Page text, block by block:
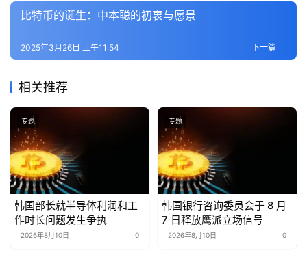
比特币的诞生：中本聪的初衷与愿景
下一篇
2025年3月26日 上午11:54
相关推荐
专题
韩国部长就半导体利润和工
作时长问题发生争执
2026年8月10日 0
专题
韩国银行咨询委员会于 8 月
7 日释放鹰派立场信号
2026年8月10日 0